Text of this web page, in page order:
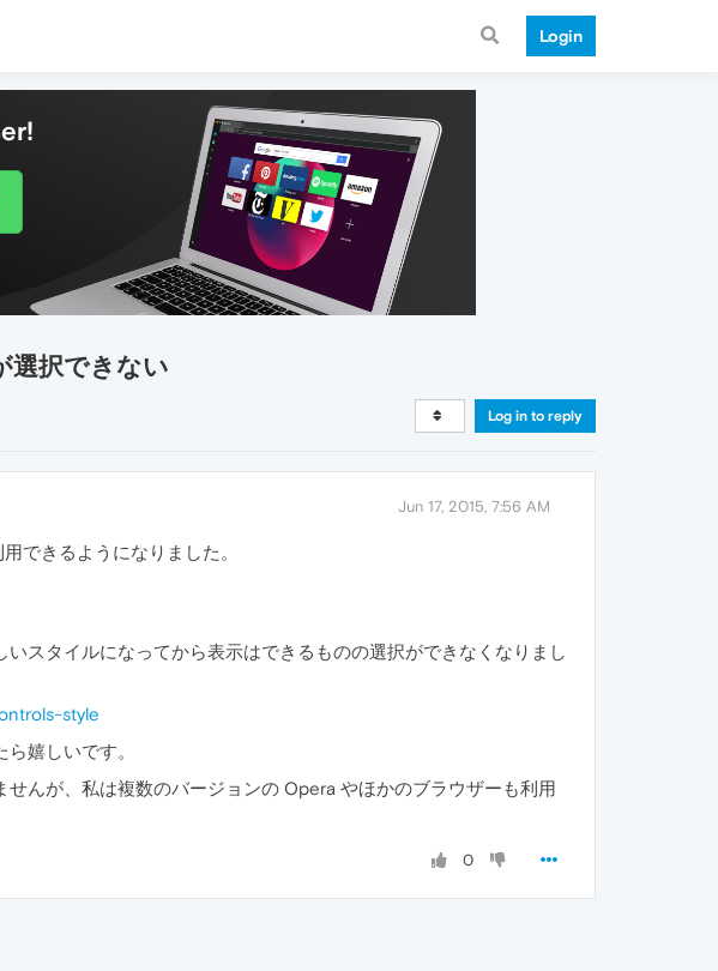
Login
選択できない
Log in to reply
Jun 17, 2015, 7:56 AM
できるようになりました。
スタイルになってから表示はできるものの選択ができなくなりまし
style
嬉しいです。
んが、私は複数のバージョンの Opera やほかのブラウザーも利用
0